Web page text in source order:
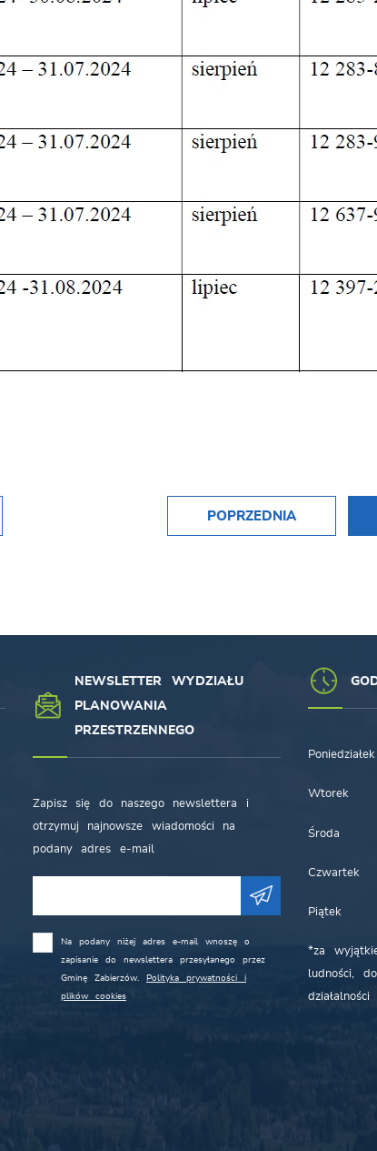
POPRZEDNIA
NEWSLETTER WYDZIAŁU
PLANOWANIA
PRZESTRZENNEGO
Zapisz się do naszego newslettera i
otrzymuj najnowsze wiadomości na
podany adres e-mail
Na podany niżej adres e-mail wnoszę o
zapisanie do newslettera przesyłanego przez
Gminę Zabierzów. Polityka prywatności i
plików cookies
Poniedziałek
Wtorek
Środa
Czwartek
Piątek
*za
ludności,